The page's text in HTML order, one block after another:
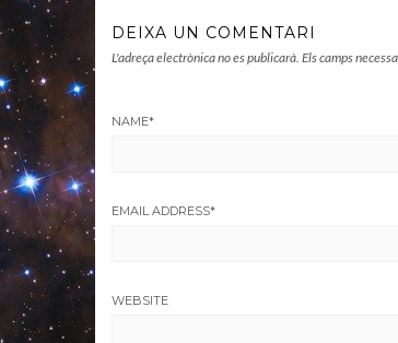
DEIXA UN COMENTARI
L'adreça electrònica no es publicarà. Els camps
NAME*
EMAIL ADDRESS*
WEBSITE